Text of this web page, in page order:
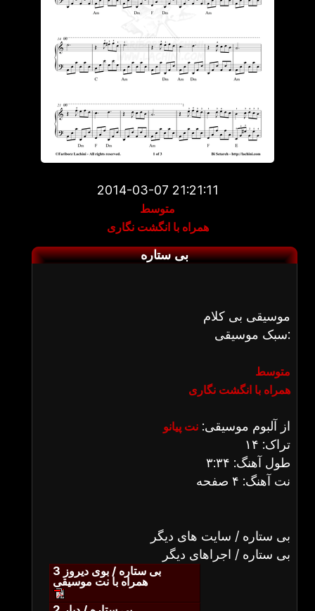
2014-03-07 21:21:11
متوسط
همراه با انگشت نگاری
بی ستاره
موسیقی بی کلام
سبک موسیقی:
متوسط
همراه با انگشت نگاری
از آلبوم موسیقی: نت پیانو
تراک: ۱۴
طول آهنگ: ۳:۳۴
نت آهنگ: ۴ صفحه
بی ستاره / سایت های دیگر
بی ستاره / اجراهای دیگر
بی ستاره / بوی دیروز 3
همراه با نت موسیقی